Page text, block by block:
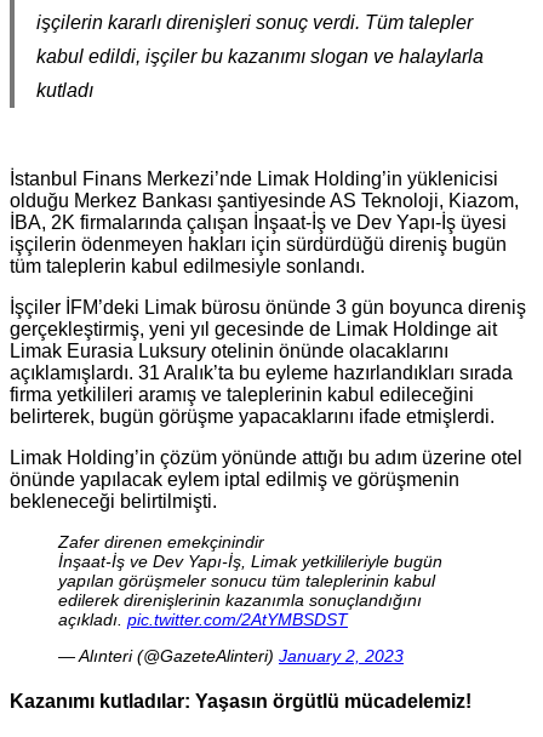
işçilerin kararlı direnişleri sonuç verdi. Tüm talepler
kabul edildi, işçiler bu kazanımı slogan ve halaylarla
kutladı
İstanbul Finans Merkezi’nde Limak Holding’in yüklenicisi
olduğu Merkez Bankası şantiyesinde AS Teknoloji, Kiazom,
İBA, 2K firmalarında çalışan İnşaat-İş ve Dev Yapı-İş üyesi
işçilerin ödenmeyen hakları için sürdürdüğü direniş bugün
tüm taleplerin kabul edilmesiyle sonlandı.
İşçiler İFM’deki Limak bürosu önünde 3 gün boyunca direniş
gerçekleştirmiş, yeni yıl gecesinde de Limak Holdinge ait
Limak Eurasia Luksury otelinin önünde olacaklarını
açıklamışlardı. 31 Aralık’ta bu eyleme hazırlandıkları sırada
firma yetkilileri aramış ve taleplerinin kabul edileceğini
belirterek, bugün görüşme yapacaklarını ifade etmişlerdi.
Limak Holding’in çözüm yönünde attığı bu adım üzerine otel
önünde yapılacak eylem iptal edilmiş ve görüşmenin
bekleneceği belirtilmişti.
Zafer direnen emekçinindir
İnşaat-İş ve Dev Yapı-İş, Limak yetkilileriyle bugün
yapılan görüşmeler sonucu tüm taleplerinin kabul
edilerek direnişlerinin kazanımla sonuçlandığını
açıkladı. pic.twitter.com/2AtYMBSDST
— Alınteri (@GazeteAlinteri) January 2, 2023
Kazanımı kutladılar: Yaşasın örgütlü mücadelemiz!